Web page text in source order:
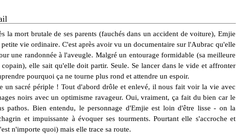
la mort brutale de ses parents (fauchés dans un accident de voiture), Emjie
vie ordinaire. C'est après avoir vu un documentaire sur l'Aubrac qu'elle
une randonnée à l'aveugle. Malgré un entourage formidable (sa meilleure
elle sait qu'elle doit partir. Seule. Se lancer dans le vide et affronter
pourquoi ça ne tourne plus rond et attendre un espoir.
un sacré périple ! Tout d'abord drôle et enlevé, il nous fait voir la vie avec
noirs avec un optimisme ravageur. Oui, vraiment, ça fait du bien car le
pathos. Bien entendu, le personnage d'Emjie est loin d'être lisse - on la
et impuissante à évoquer ses tourments. Pourtant elle s'accroche et
n'importe quoi) mais elle trace sa route.